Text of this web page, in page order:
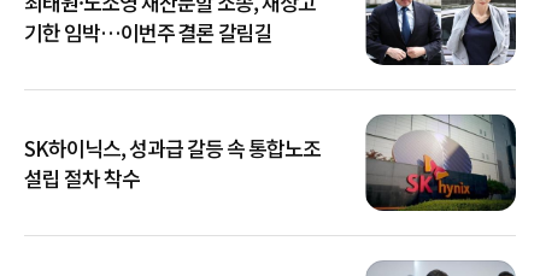
기한 임박…이번주 결론 갈림길
SK하이닉스, 성과급 갈등 속 통합노조
설립 절차 착수